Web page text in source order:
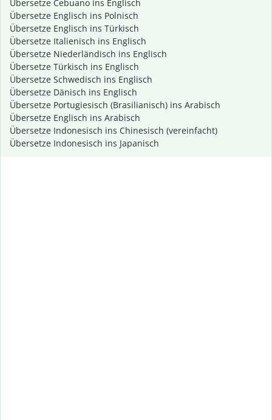
Übersetze Cebuano ins Englisch
Übersetze Englisch ins Polnisch
Übersetze Englisch ins Türkisch
Übersetze Italienisch ins Englisch
Übersetze Niederländisch ins Englisch
Übersetze Türkisch ins Englisch
Übersetze Schwedisch ins Englisch
Übersetze Dänisch ins Englisch
Übersetze Portugiesisch (Brasilianisch) ins Arabisch
Übersetze Englisch ins Arabisch
Übersetze Indonesisch ins Chinesisch (vereinfacht)
Übersetze Indonesisch ins Japanisch